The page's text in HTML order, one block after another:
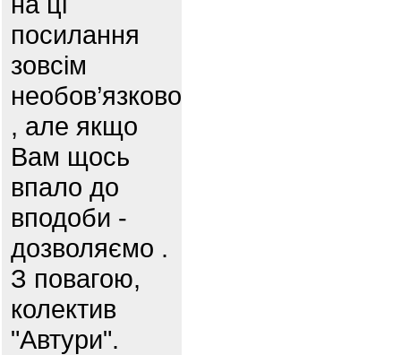
посилання
зовсім
необов’язково
, але якщо
Вам щось
впало до
вподоби -
дозволяємо .
З повагою,
колектив
"Автури".